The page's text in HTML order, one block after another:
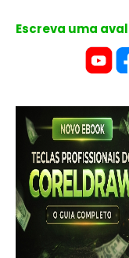
Escreva uma